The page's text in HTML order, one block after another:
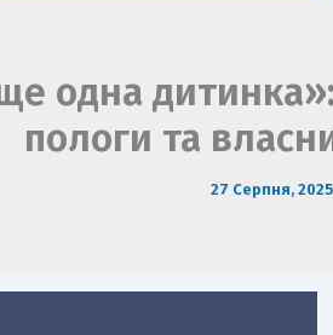
одна
пологи та
27 Серпня, 2025